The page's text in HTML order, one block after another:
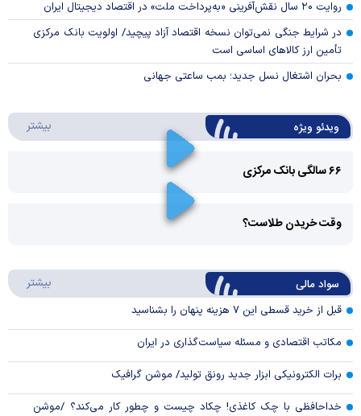
روایت ۲۰ سال نقش‌آفرینی «به‌پرداخت ملت» در اقتصاد دیجیتال ایران
در شرایط جنگی نمی‌توان نسخه اقتصاد آزاد پیچید/ اولویت بانک مرکزی
تأمین ارز کالا‌های اساسی است
بحران اشتغال نسل جدید؛ بمب ساعتی جهانی
ویدئو ویژه بیشتر
۶۶ سالگی بانک مرکزی
Video
وقت خریدن طلاست؟
سواد مالی بیشتر
قبل از خرید قسطی این ۷ هزینه پنهان را بشناسید
مکاتب اقتصادی و مسئله سیاست‌گذاری در ایران
برات الکترونیکی ابزار جدید رونق تولید/ موشن گرافیک
خداحافظی با چک کاغذی! چکاد چیست و چطور کار می‌کند؟ /موشن